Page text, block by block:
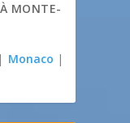
MONTE-
| Monaco |